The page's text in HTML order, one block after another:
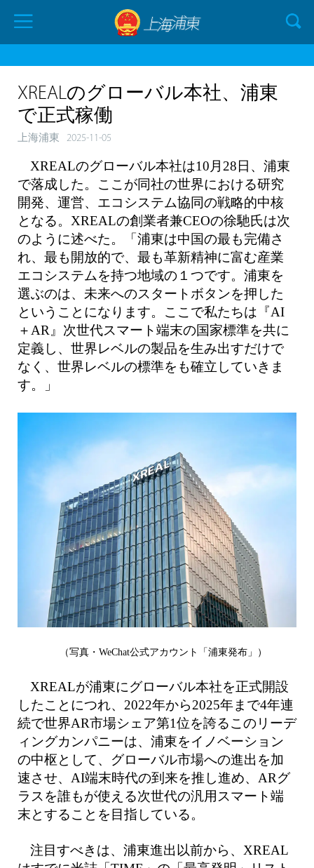
XREALのグローバル本社、浦東
で正式稼働
上海浦東 2025-11-05
XREALのグローバル本社は10月28日、浦東
で落成した。ここが同社の世界における研究
開発、運営、エコシステム協同の戦略的中核
となる。XREALの創業者兼CEOの徐馳氏は次
のように述べた。「浦東は中国の最も完備さ
れ、最も開放的で、最も革新精神に富む産業
エコシステムを持つ地域の１つです。浦東を
選ぶのは、未来へのスタートボタンを押した
ということになります。ここで私たちは『AI
＋AR』次世代スマート端末の国家標準を共に
定義し、世界レベルの製品を生み出すだけで
なく、世界レベルの標準をも確立していきま
す。」
（写真・WeChat公式アカウント「浦東発布」）
XREALが浦東にグローバル本社を正式開設
したことにつれ、2022年から2025年まで4年連
続で世界AR市場シェア第1位を誇るこのリーデ
ィングカンパニーは、浦東をイノベーション
の中枢として、グローバル市場への進出を加
速させ、AI端末時代の到来を推し進め、ARグ
ラスを誰もが使える次世代の汎用スマート端
末とすることを目指している。
注目すべきは、浦東進出以前から、XREAL